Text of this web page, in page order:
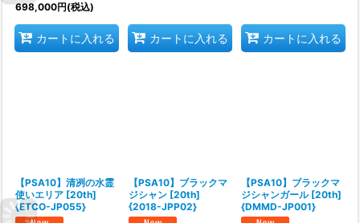
698,000円(税込)
カートに入れる カートに入れる カートに入れる
【PSA10】清冽の水霊
使いエリア [20th]
{ETCO-JP055}
【PSA10】ブラックマ
ジシャン [20th]
{2018-JPP02}
【PSA10】ブラックマ
ジシャンガール [20th]
{DMMD-JP001}